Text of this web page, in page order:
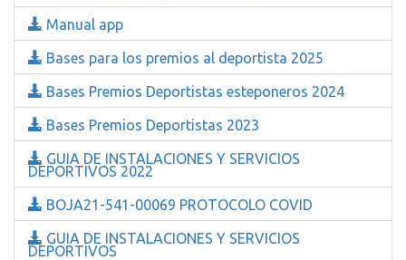
Manual app
Bases para los premios al deportista 2025
Bases Premios Deportistas esteponeros 2024
Bases Premios Deportistas 2023
GUIA DE INSTALACIONES Y SERVICIOS
DEPORTIVOS 2022
BOJA21-541-00069 PROTOCOLO COVID
GUIA DE INSTALACIONES Y SERVICIOS
DEPORTIVOS